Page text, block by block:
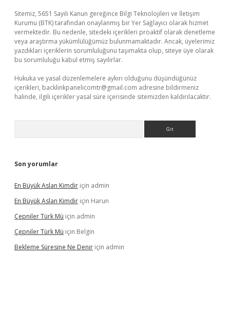
Sitemiz, 5651 Sayılı Kanun gereğince Bilgi Teknolojileri ve İletişim
Kurumu (BTK) tarafından onaylanmış bir Yer Sağlayıcı olarak hizmet
vermektedir. Bu nedenle, sitedeki içerikleri proaktif olarak denetleme
veya araştırma yükümlülüğümüz bulunmamaktadır. Ancak, üyelerimiz
yazdıkları içeriklerin sorumluluğunu taşımakta olup, siteye üye olarak
bu sorumluluğu kabul etmiş sayılırlar.
Hukuka ve yasal düzenlemelere aykırı olduğunu düşündüğünüz
içerikleri, backlinkpanelicomtr@gmail.com adresine bildirmeniz
halinde, ilgili içerikler yasal süre içerisinde sitemizden kaldırılacaktır.
Son yorumlar
En Büyük Aslan Kimdir için admin
En Büyük Aslan Kimdir için Harun
Çepniler Türk Mü için admin
Çepniler Türk Mü için Belgin
Bekleme Süresine Ne Denir için admin